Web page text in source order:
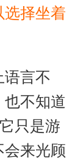
e选择坐着
言不
不知道
只是游
来光顾